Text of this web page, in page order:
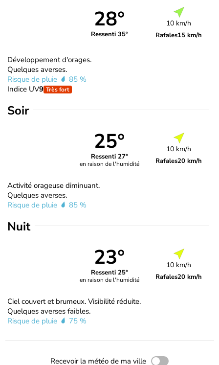
28°
Ressenti 35°
10 km/h
Rafales15 km/h
Développement d'orages.
Quelques averses.
Risque de pluie
85 %
Indice UV9 Très fort
Soir
25°
Ressenti 27°
en raison de l'humidité
10 km/h
Rafales20 km/h
Activité orageuse diminuant.
Quelques averses.
Risque de pluie
85 %
Nuit
23°
Ressenti 25°
en raison de l'humidité
10 km/h
Rafales20 km/h
Ciel couvert et brumeux. Visibilité réduite.
Quelques averses faibles.
Risque de pluie
75 %
Recevoir la météo de ma ville